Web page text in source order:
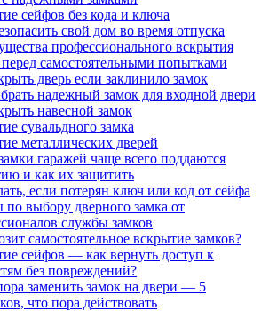
сейфов без кода и ключа
свой дом во время отпуска
профессионального вскрытия
перед самостоятельными попытками
дверь если заклинило замок
надежный замок для входной двери
навесной замок
сувальдного замка
металлических дверей
гаражей чаще всего поддаются
и как их защитить
если потерян ключ или код от сейфа
по выбору дверного замка от
службы замков
самостоятельное вскрытие замков?
сейфов — как вернуть доступ к
без повреждений?
заменить замок на двери — 5
что пора действовать